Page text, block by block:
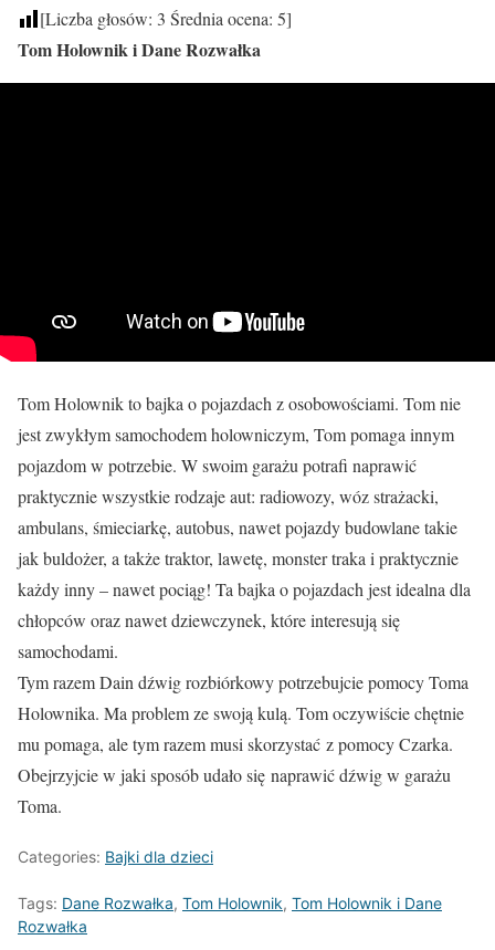
[Liczba głosów: 3 Średnia ocena: 5]
Tom Holownik i Dane Rozwałka
Tom Holownik to bajka o pojazdach z osobowościami. Tom nie
jest zwykłym samochodem holowniczym, Tom pomaga innym
pojazdom w potrzebie. W swoim garażu potrafi naprawić
praktycznie wszystkie rodzaje aut: radiowozy, wóz strażacki,
ambulans, śmieciarkę, autobus, nawet pojazdy budowlane takie
jak buldożer, a także traktor, lawetę, monster traka i praktycznie
każdy inny – nawet pociąg! Ta bajka o pojazdach jest idealna dla
chłopców oraz nawet dziewczynek, które interesują się
samochodami.
Tym razem Dain dźwig rozbiórkowy potrzebujcie pomocy Toma
Holownika. Ma problem ze swoją kulą. Tom oczywiście chętnie
mu pomaga, ale tym razem musi skorzystać z pomocy Czarka.
Obejrzyjcie w jaki sposób udało się naprawić dźwig w garażu
Toma.
Categories: Bajki dla dzieci
Tags: Dane Rozwałka, Tom Holownik, Tom Holownik i Dane
Rozwałka